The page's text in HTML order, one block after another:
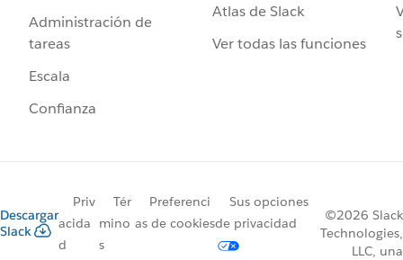
Administración de
tareas
Escala
Confianza
Atlas de Slack
Ver todas las funciones
Descargar
Slack
Priv
acida
d
Tér
mino
s
Preferenci
as de cookies
Sus opciones
de privacidad
©2026 Slack
Technologies,
LLC, una